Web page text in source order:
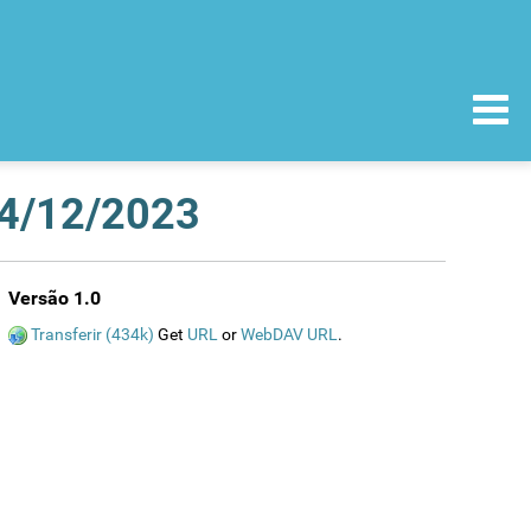
12/2023
Versão 1.0
Transferir (434k) Get URL orWebDAV URL .